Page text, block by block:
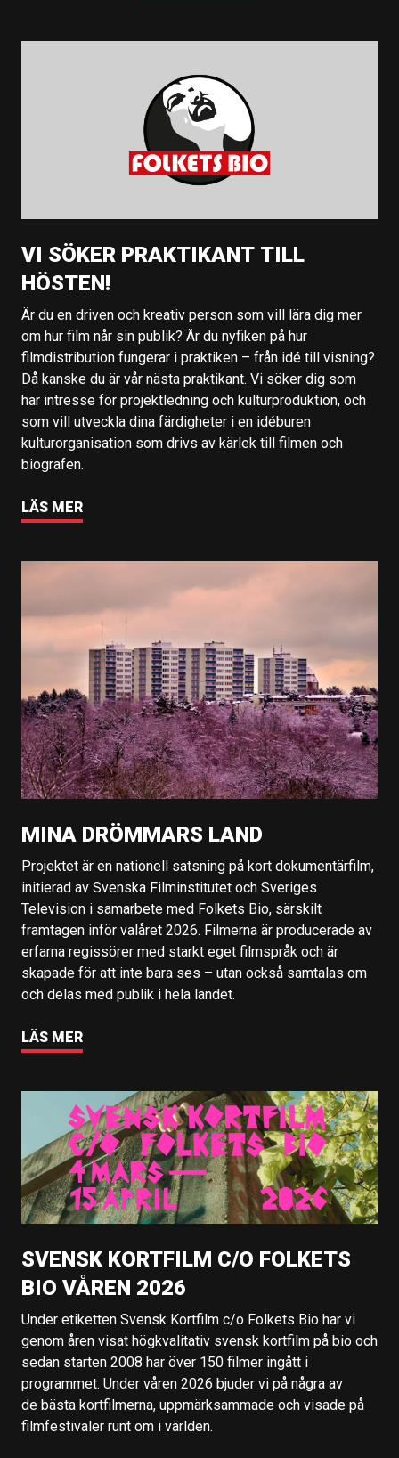
VI SÖKER PRAKTIKANT TILL
HÖSTEN!
Är du en driven och kreativ person som vill lära dig mer
om hur film når sin publik? Är du nyfiken på hur
filmdistribution fungerar i praktiken – från idé till visning?
Då kanske du är vår nästa praktikant. Vi söker dig som
har intresse för projektledning och kulturproduktion, och
som vill utveckla dina färdigheter i en idéburen
kulturorganisation som drivs av kärlek till filmen och
biografen.
LÄS MER
MINA DRÖMMARS LAND
Projektet är en nationell satsning på kort dokumentärfilm,
initierad av Svenska Filminstitutet och Sveriges
Television i samarbete med Folkets Bio, särskilt
framtagen inför valåret 2026. Filmerna är producerade av
erfarna regissörer med starkt eget filmspråk och är
skapade för att inte bara ses – utan också samtalas om
och delas med publik i hela landet.
LÄS MER
SVENSK KORTFILM C/O FOLKETS
BIO VÅREN 2026
Under etiketten Svensk Kortfilm c/o Folkets Bio har vi
genom åren visat högkvalitativ svensk kortfilm på bio och
sedan starten 2008 har över 150 filmer ingått i
programmet. Under våren 2026 bjuder vi på några av
de bästa kortfilmerna, uppmärksammade och visade på
filmfestivaler runt om i världen.